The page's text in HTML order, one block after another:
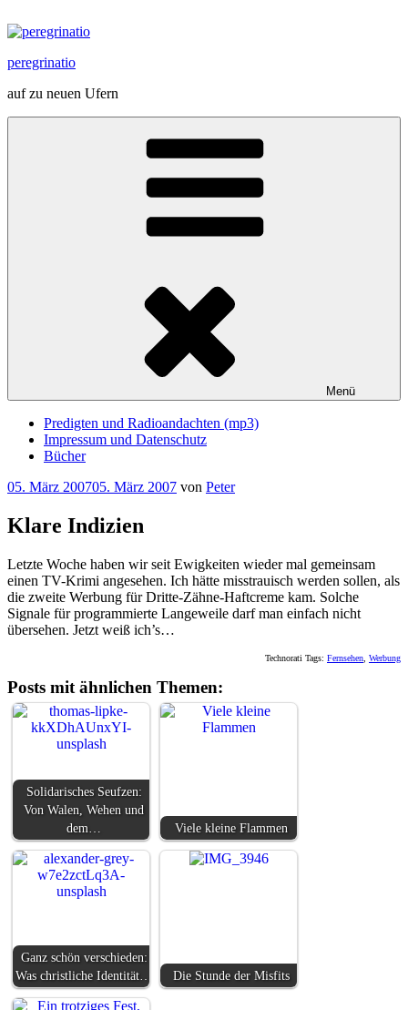
Inhalt
peregrinatio
auf zu neuen Ufern
Menü
Predigten und Radioandachten (mp3)
Impressum und Datenschutz
Bücher
Veröffentlicht
05. März 200705. März 2007 von Peter
Klare Indizien
Letzte Woche haben wir seit Ewigkeiten wieder mal gemeinsam
einen TV-Krimi angesehen. Ich hätte misstrauisch werden sollen, als
die zweite Werbung für Dritte-Zähne-Haftcreme kam. Solche
Signale für programmierte Langeweile darf man einfach nicht
übersehen. Jetzt weiß ich’s…
Technorati Tags: Fernsehen Werbung
Posts mit ähnlichen Themen:
Solidarisches Seufzen:
Von Walen, Wehen und
dem…
Viele kleine Flammen
Ganz schön verschieden:
Was christliche Identität…
Die Stunde der Misfits